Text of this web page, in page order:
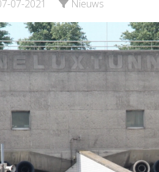
07-2021 NieuwsBekijk de pagina